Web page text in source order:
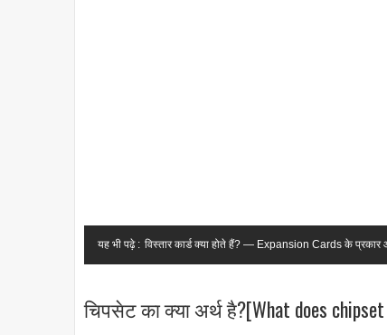
यह भी पढ़े : विस्तार कार्ड क्या होते हैं? — Expansion Cards के प्रकार
चिपसेट का क्या अर्थ है?[What does